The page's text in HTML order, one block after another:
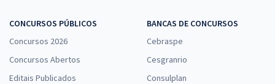
CONCURSOS PÚBLICOS
Concursos 2026
Concursos Abertos
Editais Publicados
BANCAS DE CONCURSOS
Cebraspe
Cesgranrio
Consulplan